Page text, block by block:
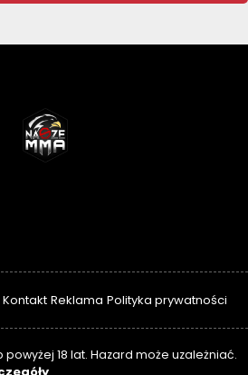
Kontakt Reklama Polityka prywatności
powyżej 18 lat. Hazard może uzależniać.